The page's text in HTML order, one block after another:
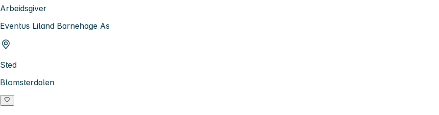
Arbeidsgiver
Eventus Liland Barnehage As
Sted
Blomsterdalen